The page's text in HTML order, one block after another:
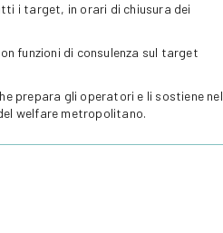
i target, in orari di chiusura dei
funzioni di consulenza sul target
prepara gli operatori e li sostiene nel
welfare metropolitano.